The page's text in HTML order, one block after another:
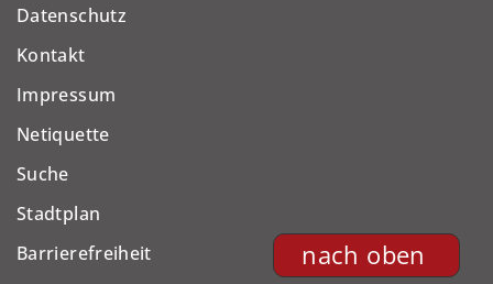
nach oben
Datenschutz
Kontakt
Impressum
Netiquette
Suche
Stadtplan
Barrierefreiheit